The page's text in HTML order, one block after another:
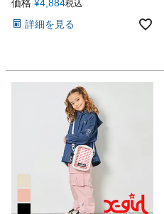
価格 ¥4,884税込
詳細を見る